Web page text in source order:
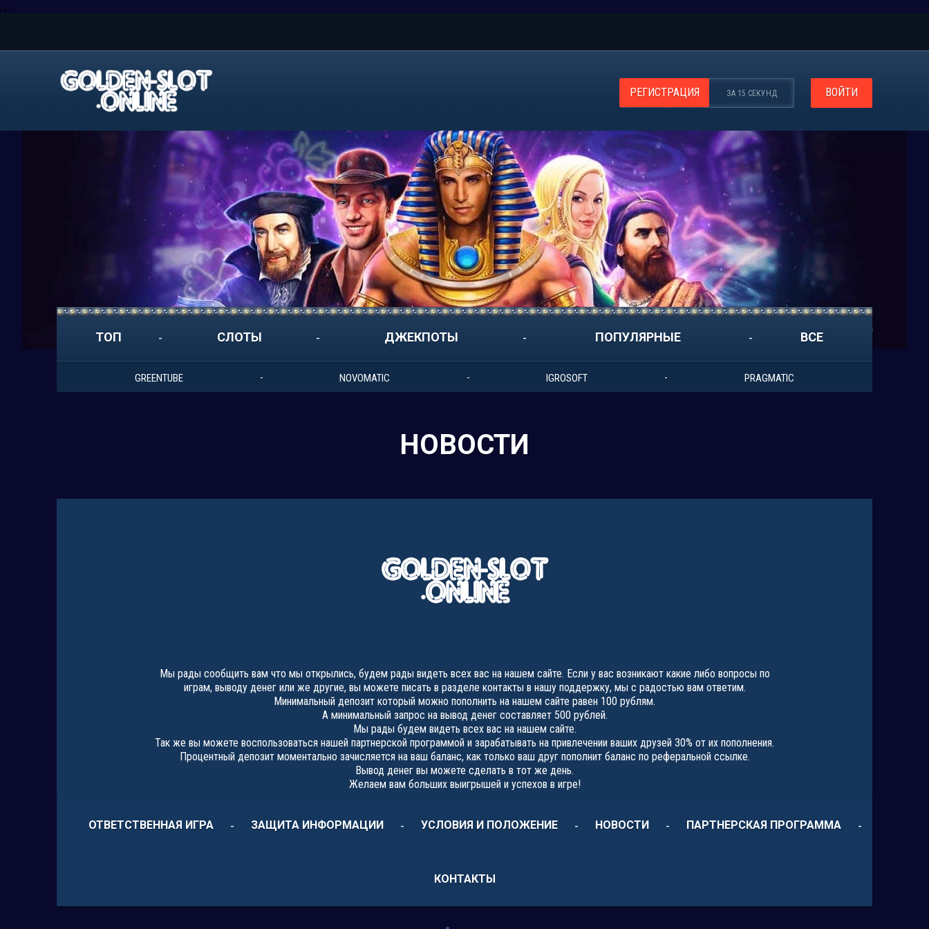
; ; ;
РЕГИСТРАЦИЯ ВОЙТИ
ТОП СЛОТЫ
GREENTUBE NOVOMATIC IGROSOFT PRAGMATIC
ДЖЕКПОТЫ ПОПУЛЯРНЫЕ ВСЕ
НОВОСТИ
Мы рады сообщить вам что мы открылись, будем рады видеть всех вас на нашем сайте. Если у вас возникают какие либо вопросы по
играм, выводу денег или же другие, вы можете писать в разделе контакты в нашу поддержку, мы с радостью вам ответим.
Минимальный депозит который можно пополнить на нашем сайте равен 100 рублям.
А минимальный запрос на вывод денег составляет 500 рублей.
Мы рады будем видеть всех вас на нашем сайте.
Так же вы можете воспользоваться нашей партнерской программой и зарабатывать на привлечении ваших друзей 30% от их пополнения.
Процентный депозит моментально зачисляется на ваш баланс, как только ваш друг пополнит баланс по реферальной ссылке.
Вывод денег вы можете сделать в тот же день.
Желаем вам больших выигрышей и успехов в игре!
ОТВЕТСТВЕННАЯ ИГРА ЗАЩИТА ИНФОРМАЦИИ УСЛОВИЯ И ПОЛОЖЕНИЕ НОВОСТИ ПАРТНЕРСКАЯ ПРОГРАММА
КОНТАКТЫ